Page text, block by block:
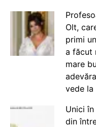
Olt,
primi
a făcut
mare
vede la
Unici în
din